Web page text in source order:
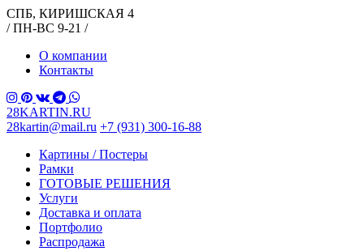
СПБ, КИРИШСКАЯ 4
/ ПН-ВС 9-21 /
О компании
Контакты
28KARTIN.RU
28kartin@mail.ru +7 (931) 300-16-88
Картины / Постеры
Рамки
ГОТОВЫЕ РЕШЕНИЯ
Услуги
Доставка и оплата
Портфолио
Распродажа